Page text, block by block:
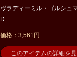
ヴラディーミル・ゴルシュ
D
価格：3,561円
このアイテムの詳細を